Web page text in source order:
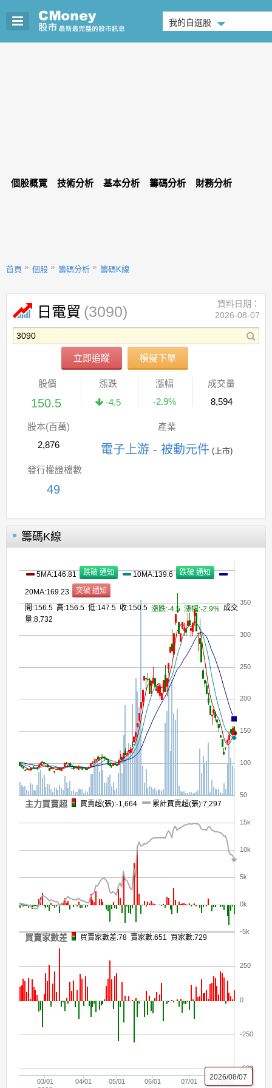
我的自選股
個股概覽 技術分析 基本分析 籌碼分析 財務分析
首頁 個股 籌碼分析 籌碼K線
日電貿 (3090)
立即追蹤 模擬下單
資料日期：
2026-08-07
股價
150.5
漲跌
-4.5
漲幅
-2.9%
成交量
8,594
股本(百萬)
2,876
產業
電子上游 - 被動元件 (上市)
發行權證檔數
49
籌碼K線
03/01
05/01 07/01
04/01 06/01 08/01
50
100
150
200
250
300
350
-5k
0k
5k
10k
15k
-500
-250
0
250
2026/08/07
5MA:146.81 10MA:139.6
20MA:169.23
開:156.5 高:156.5 低:147.5 收:150.5 漲跌:-4.5 漲幅:-2.9% 成交
量:8,732
主力買賣超 買賣超(張):-1,664 累計買賣超(張):7,297
買賣家數差 買賣家數差:78 賣家數:651 買家數:729